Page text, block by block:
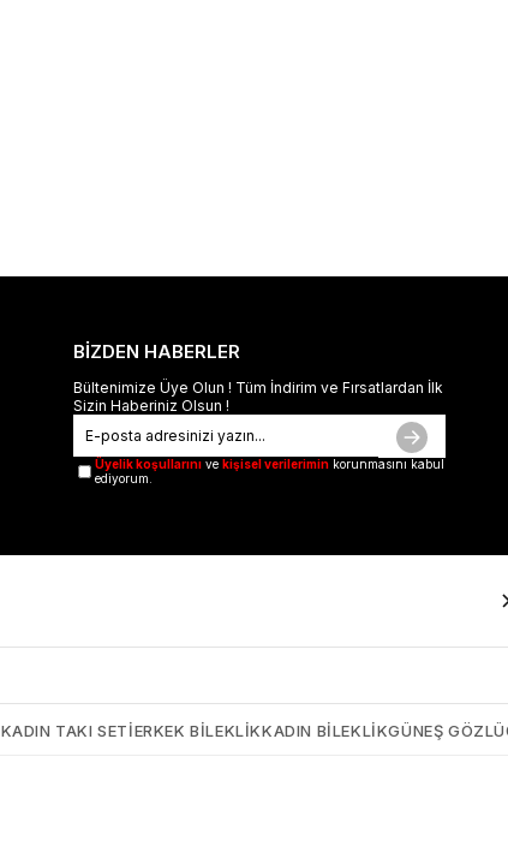
BİZDEN HABERLER
Bültenimize Üye Olun ! Tüm İndirim ve Fırsatlardan İlk
Sizin Haberiniz Olsun !
Üyelik koşullarını ve kişisel verilerimin korunmasını kabul
ediyorum.
KADIN TAKI SETIERKEK BILEKLIKKADIN BILEKLIKGÜNEŞ